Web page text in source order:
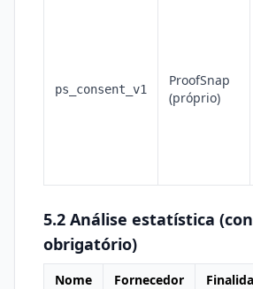
ps_consent_v1
ProofSnap
(próprio)
5.2 Análise estatística
obrigatório)
Nome Fornecedor